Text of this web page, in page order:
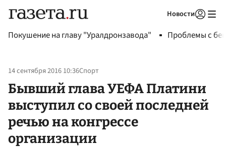
Новости
Покушение на главу "Уралдронзавода" Проблемы с
14 сентября 2016 10:36Спорт
Бывший глава УЕФА Платини
выступил со своей последней
речью на конгрессе
организации